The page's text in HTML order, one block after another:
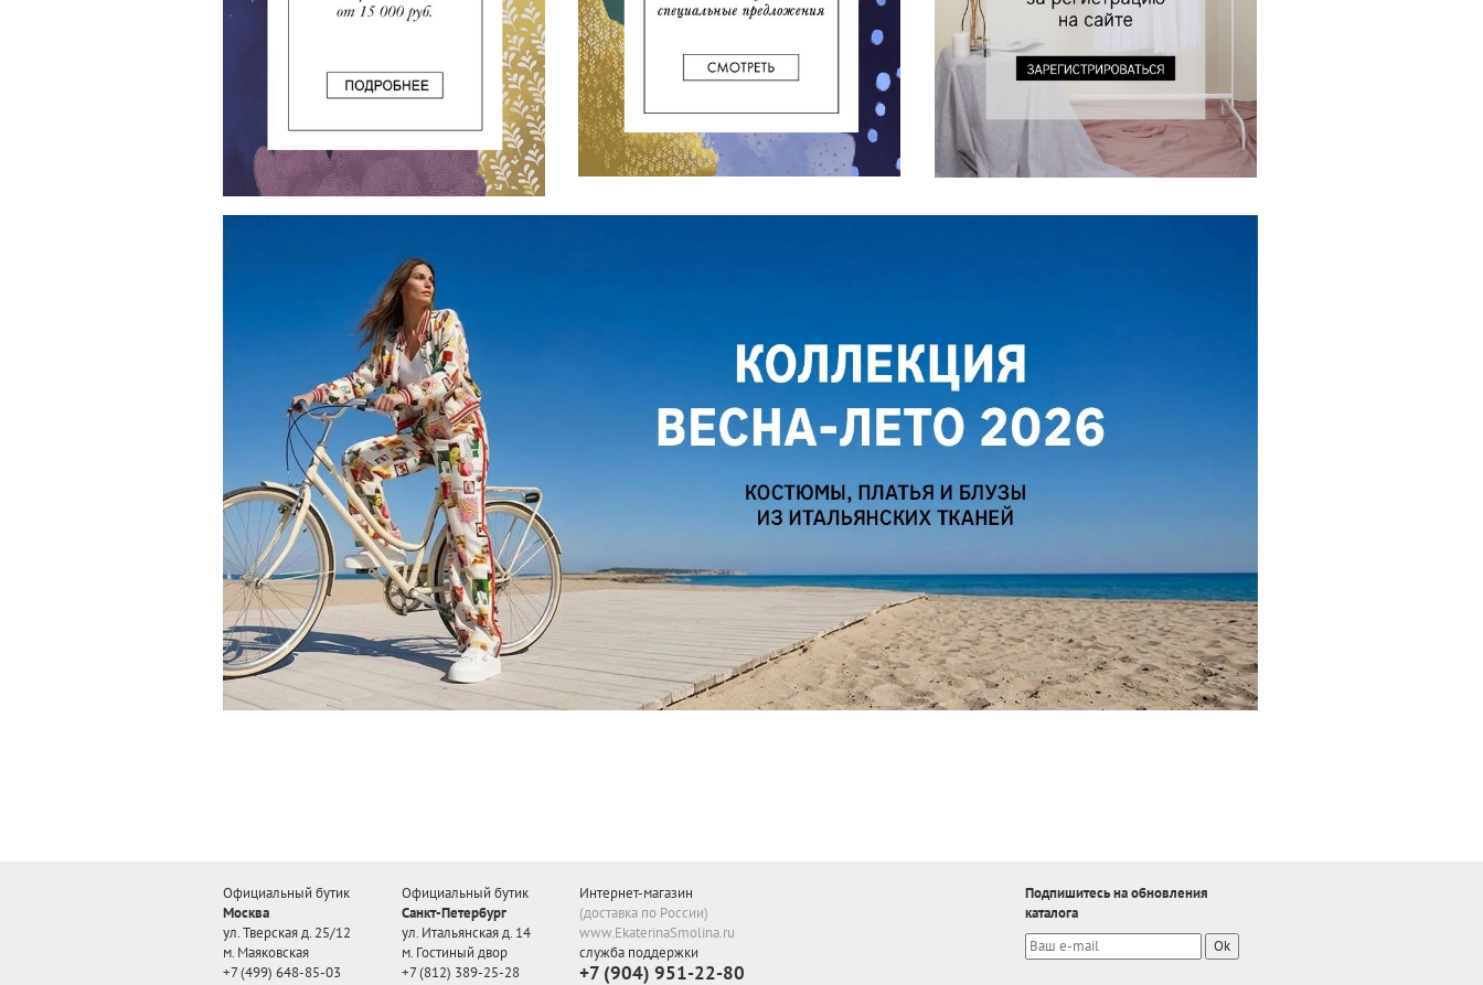
Официальный бутик
Москва
ул. Тверская д. 25/12
м. Маяковская
+7 (499) 648-85-03
Официальный бутик
Санкт-Петербург
ул. Итальянская д. 14
м. Гостиный двор
+7 (812) 389-25-28
Интернет-магазин
(доставка по России)
www.EkaterinaSmolina.ru
служба поддержки
+7 (904) 951-22-80
Подпишитесь на обновления
каталога
Ok